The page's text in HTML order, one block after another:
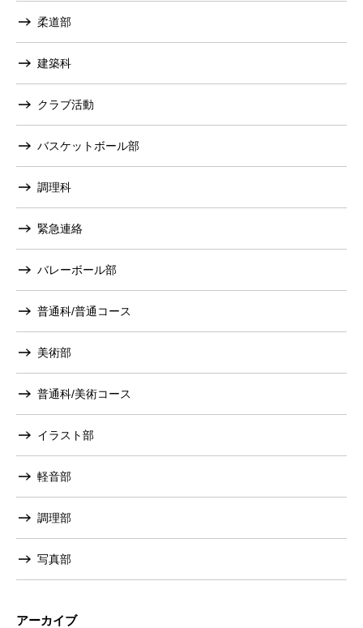
柔道部
建築科
クラブ活動
バスケットボール部
調理科
緊急連絡
バレーボール部
普通科/普通コース
美術部
普通科/美術コース
イラスト部
軽音部
調理部
写真部
アーカイブ